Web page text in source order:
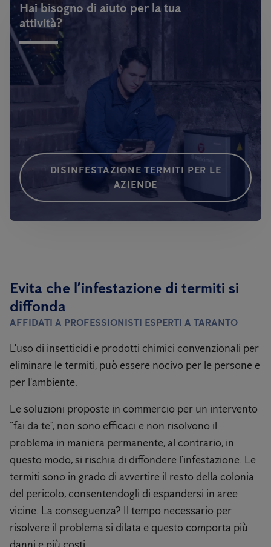
Hai bisogno di aiuto per la tua
attività?
DISINFESTAZIONE TERMITI PER LE
AZIENDE
Evita che l’infestazione di termiti si
diffonda
AFFIDATI A PROFESSIONISTI ESPERTI A TARANTO
L'uso di insetticidi e prodotti chimici convenzionali per
eliminare le termiti, può essere nocivo per le persone e
per l'ambiente.
Le soluzioni proposte in commercio per un intervento
“fai da te”, non sono efficaci e non risolvono il
problema in maniera permanente, al contrario, in
questo modo, si rischia di diffondere l’infestazione. Le
termiti sono in grado di avvertire il resto della colonia
del pericolo, consentendogli di espandersi in aree
vicine. La conseguenza? Il tempo necessario per
risolvere il problema si dilata e questo comporta più